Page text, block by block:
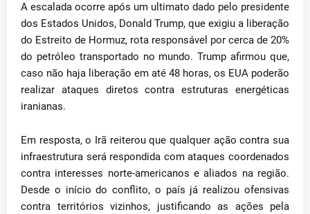
A escalada ocorre após um ultimato dado pelo presidente
dos Estados Unidos, Donald Trump, que exigiu a liberação
do Estreito de Hormuz, rota responsável por cerca de 20%
do petróleo transportado no mundo. Trump afirmou que,
caso não haja liberação em até 48 horas, os EUA poderão
realizar ataques diretos contra estruturas energéticas
iranianas.
Em resposta, o Irã reiterou que qualquer ação contra sua
infraestrutura será respondida com ataques coordenados
contra interesses norte-americanos e aliados na região.
Desde o início do conflito, o país já realizou ofensivas
contra territórios vizinhos, justificando as ações pela